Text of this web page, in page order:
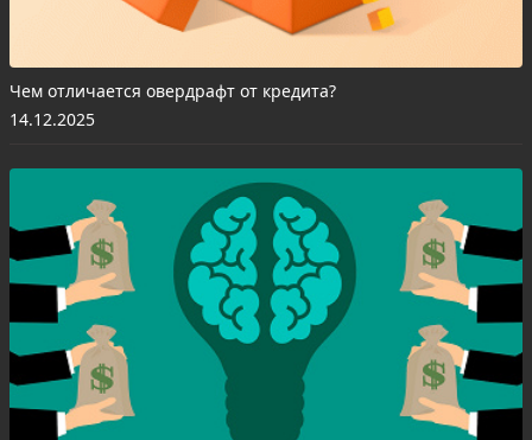
Чем отличается овердрафт от кредита?
14.12.2025